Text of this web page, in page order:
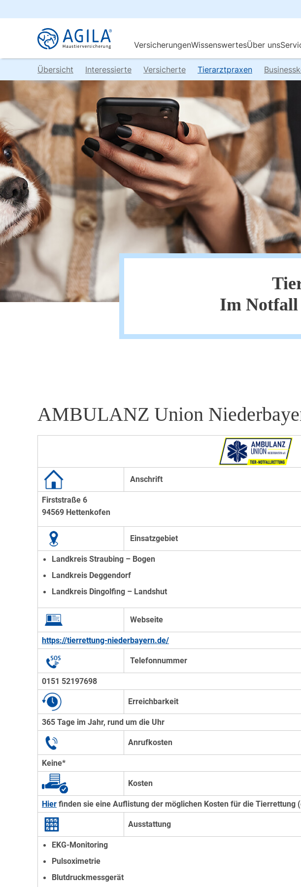
Übersicht Interessierte Versicherte Tierarztpraxen
Im
AMBULANZ Union
Anschrift
Firststraße 6
94569 Hettenkofen
Einsatzgebiet
Landkreis Straubing – Bogen
Landkreis Deggendorf
Landkreis Dingolfing – Landshut
Webseite
https://tierrettung-niederbayern.de/
Telefonnummer
0151 52197698
Erreichbarkeit
365 Tage im Jahr, rund um die Uhr
Anrufkosten
Keine*
Kosten
Hier finden sie eine Auflistung der möglichen Kosten für die Tierrettung
Ausstattung
EKG-Monitoring
Pulsoximetrie
Blutdruckmessgerät